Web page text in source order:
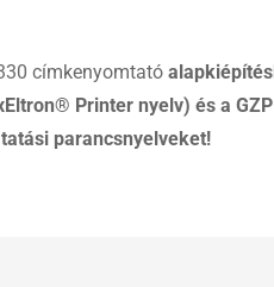
címkenyomtató
Printer nyelv) és a
parancsnyelveket!